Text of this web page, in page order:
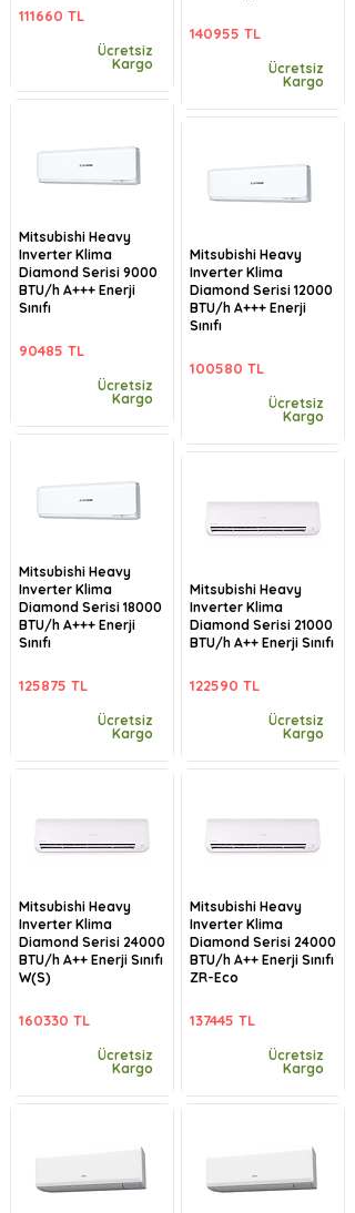
111660 TL
Ücretsiz
Kargo
Mitsubishi Heavy
Inverter Klima
Diamond Serisi 9000
BTU/h A+++ Enerji
Sınıfı
90485 TL
Ücretsiz
Kargo
Mitsubishi Heavy
Inverter Klima
Diamond Serisi 18000
BTU/h A+++ Enerji
Sınıfı
125875 TL
Ücretsiz
Kargo
Mitsubishi Heavy
Inverter Klima
Diamond Serisi 24000
BTU/h A++ Enerji Sınıfı
W(S)
160330 TL
Ücretsiz
Kargo
140955 TL
Ücretsiz
Kargo
Mitsubishi Heavy
Inverter Klima
Diamond Serisi 12000
BTU/h A+++ Enerji
Sınıfı
100580 TL
Ücretsiz
Kargo
Mitsubishi Heavy
Inverter Klima
Diamond Serisi 21000
BTU/h A++ Enerji Sınıfı
122590 TL
Ücretsiz
Kargo
Mitsubishi Heavy
Inverter Klima
Diamond Serisi 24000
BTU/h A++ Enerji Sınıfı
ZR-Eco
137445 TL
Ücretsiz
Kargo